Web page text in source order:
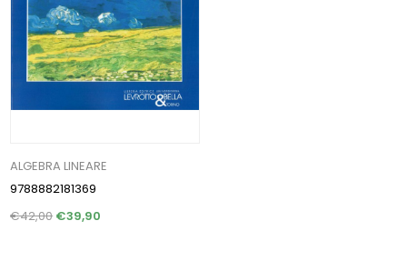
ALGEBRA LINEARE
9788882181369
€42,00 €39,90